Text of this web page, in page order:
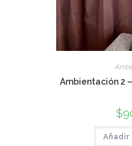
Ambientación 2
$